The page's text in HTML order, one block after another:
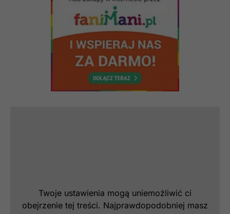
Twoje ustawienia mogą uniemożliwić ci
obejrzenie tej treści. Najprawdopodobniej masz